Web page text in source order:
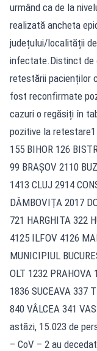
urmând ca de la
realizată ancheta
județului/localității
infectate.Distinct de
retestării pacienților
fost reconfirmate
cazuri o regăsiți în
pozitive la retestare1
155 BIHOR 126
99 BRAŞOV 2110
1413 CLUJ 2914
DÂMBOVIŢA 2017
721 HARGHITA 322
4125 ILFOV 4126
MUNICIPIUL
OLT 1232 PRAHOVA
1836 SUCEAVA 337
840 VÂLCEA 341
astăzi, 15.023 de
– CoV – 2 au